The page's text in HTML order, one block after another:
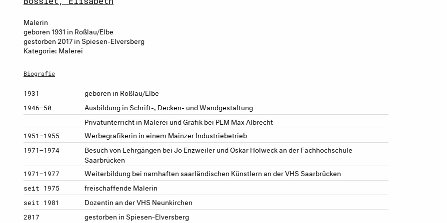
Malerin
geboren 1931 in Roßlau/Elbe
gestorben 2017 in Spiesen-Elversberg
Kategorie: Malerei
Biografie
1931 geboren in Roßlau/Elbe
1946–50
Ausbildung in Schrift-, Decken- und Wandgestaltung
Privatunterricht in Malerei und Grafik bei PEM Max Albrecht
1951–1955 Werbegrafikerin in einem Mainzer Industriebetrieb
1971–1974
Besuch von Lehrgängen bei Jo Enzweiler und Oskar Holweck an der Fachhochschule
Saarbrücken
1971–1977 Weiterbildung bei namhaften saarländischen Künstlern an der VHS Saarbrücken
seit 1975 freischaffende Malerin
seit 1981 Dozentin an der VHS Neunkirchen
2017 gestorben in Spiesen-Elversberg